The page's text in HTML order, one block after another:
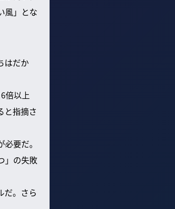
風」とな
はだか
倍以上
と指摘さ
要だ。
」の失敗
だ。さら